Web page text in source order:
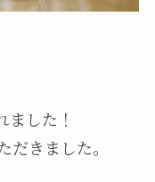
した！
きました。